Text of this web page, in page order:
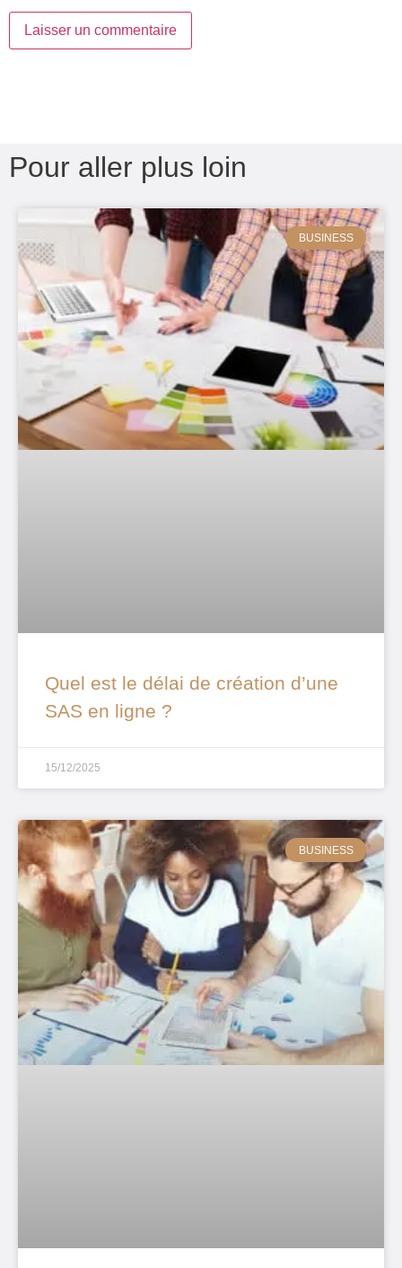
Pour aller plus loin
BUSINESS
Quel est le délai de création d’une
SAS en ligne ?
15/12/2025
BUSINESS